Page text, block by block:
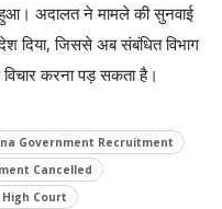
अदालत ने मामले की सुनवाई
दिया, जिससे अब संबंधित विभाग
विचार करना पड़ सकता है।
Government Recruitment
Cancelled
Court